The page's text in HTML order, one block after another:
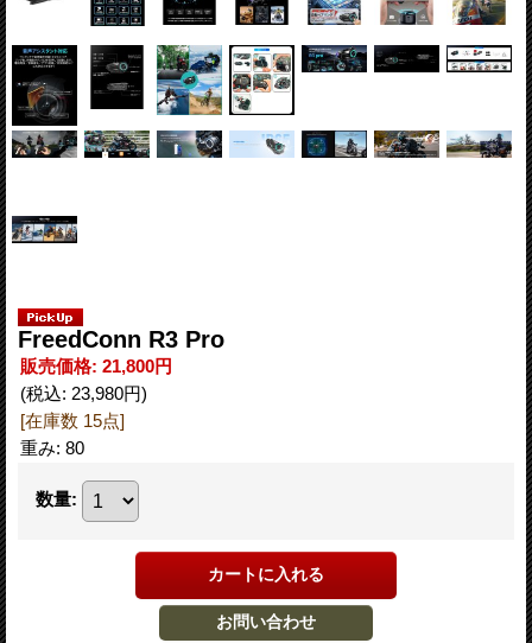
FreedConn R3 Pro
販売価格: 21,800円
(税込: 23,980円)
[在庫数 15点]
重み: 80
数量: